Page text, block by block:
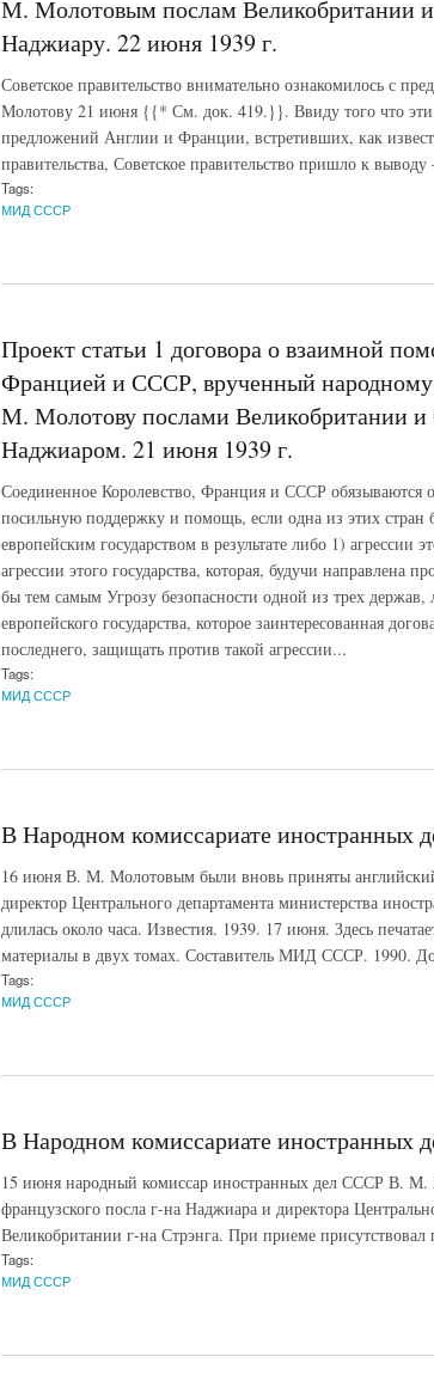
М. Молотовым послам
Наджиару. 22 июня 1939 г.
Советское правительство внимательно ознакомилось с
Молотову 21 июня {{* См. док. 419.}}. Ввиду того что эти
предложений Англии и Франции, встретивших, как
правительства, Советское правительство пришло к
Tags:
МИД СССР
Проект статьи 1 договора о взаимной
Францией и СССР, врученный
М. Молотову послами Великобритании
Наджиаром. 21 июня 1939 г.
Соединенное Королевство, Франция и СССР обязываются
посильную поддержку и помощь, если одна из этих стран
европейским государством в результате либо 1) агрессии
агрессии этого государства, которая, будучи направлена
бы тем самым Угрозу безопасности одной из трех держав,
европейского государства, которое заинтересованная
последнего, защищать против такой агрессии...
Tags:
МИД СССР
В Народном комиссариате иностранных
16 июня В. М. Молотовым были вновь приняты
директор Центрального департамента министерства
длилась около часа. Известия. 1939. 17 июня. Здесь
материалы в двух томах. Составитель МИД СССР. 1990.
Tags:
МИД СССР
В Народном комиссариате иностранных
15 июня народный комиссар иностранных дел СССР В. М.
французского посла г-на Наджиара и директора
Великобритании г-на Стрэнга. При приеме
Tags:
МИД СССР